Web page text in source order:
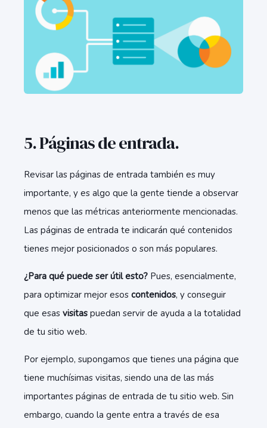
5. Páginas de entrada.
Revisar las páginas de entrada también es muy
importante, y es algo que la gente tiende a observar
menos que las métricas anteriormente mencionadas.
Las páginas de entrada te indicarán qué contenidos
tienes mejor posicionados o son más populares.
¿Para qué puede ser útil esto? Pues, esencialmente,
para optimizar mejor esos contenidos, y conseguir
que esas visitas puedan servir de ayuda a la totalidad
de tu sitio web.
Por ejemplo, supongamos que tienes una página que
tiene muchísimas visitas, siendo una de las más
importantes páginas de entrada de tu sitio web. Sin
embargo, cuando la gente entra a través de esa